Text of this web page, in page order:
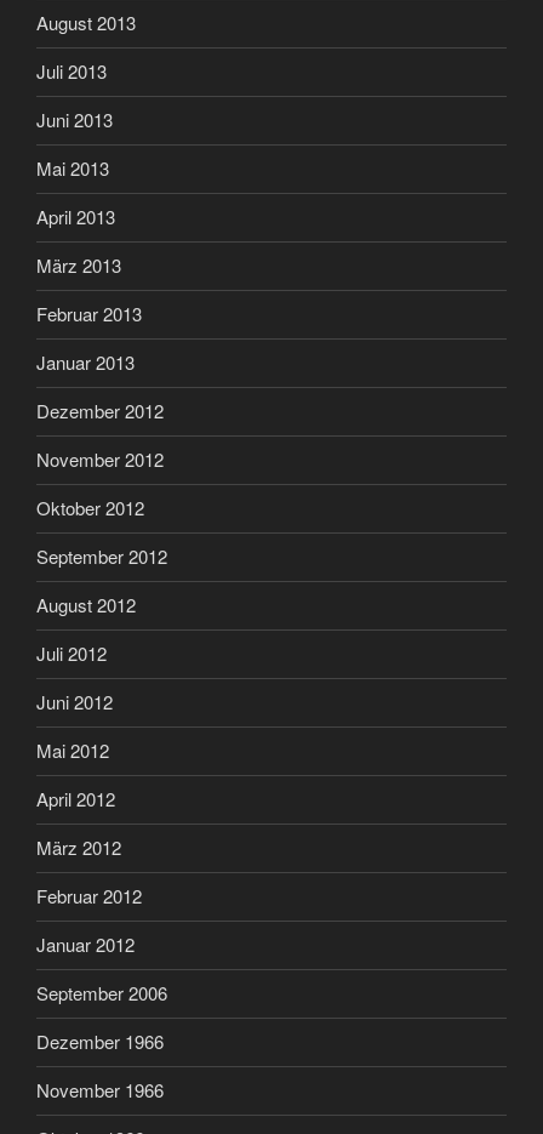
August 2013
Juli 2013
Juni 2013
Mai 2013
April 2013
März 2013
Februar 2013
Januar 2013
Dezember 2012
November 2012
Oktober 2012
September 2012
August 2012
Juli 2012
Juni 2012
Mai 2012
April 2012
März 2012
Februar 2012
Januar 2012
September 2006
Dezember 1966
November 1966